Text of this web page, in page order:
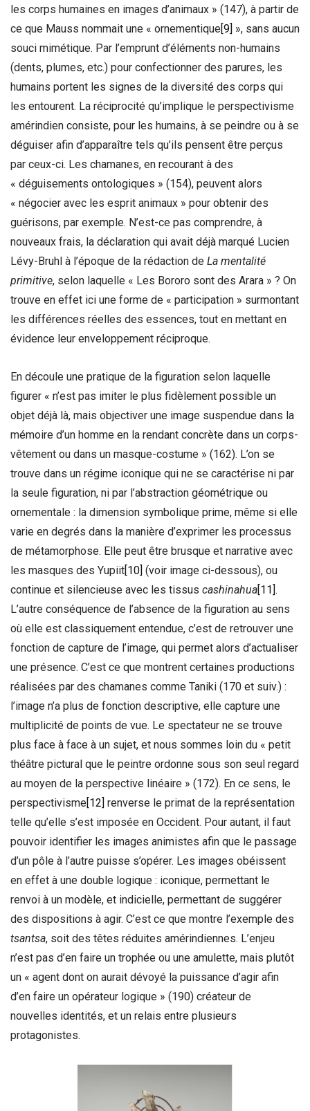
les corps humaines en images d’animaux » (147), à partir de
ce que Mauss nommait une « ornementique [9] », sans aucun
souci mimétique. Par l’emprunt d’éléments non-humains
(dents, plumes, etc.) pour confectionner des parures, les
humains portent les signes de la diversité des corps qui
les entourent. La réciprocité qu’implique le perspectivisme
amérindien consiste, pour les humains, à se peindre ou à se
déguiser afin d’apparaître tels qu’ils pensent être perçus
par ceux-ci. Les chamanes, en recourant à des
« déguisements ontologiques » (154), peuvent alors
« négocier avec les esprit animaux » pour obtenir des
guérisons, par exemple. N’est-ce pas comprendre, à
nouveaux frais, la déclaration qui avait déjà marqué Lucien
Lévy-Bruhl à l’époque de la rédaction de La mentalité
primitive, selon laquelle « Les Bororo sont des Arara » ? On
trouve en effet ici une forme de « participation » surmontant
les différences réelles des essences, tout en mettant en
évidence leur enveloppement réciproque.
En découle une pratique de la figuration selon laquelle
figurer « n’est pas imiter le plus fidèlement possible un
objet déjà là, mais objectiver une image suspendue dans la
mémoire d’un homme en la rendant concrète dans un corps-
vêtement ou dans un masque-costume » (162). L’on se
trouve dans un régime iconique qui ne se caractérise ni par
la seule figuration, ni par l’abstraction géométrique ou
ornementale : la dimension symbolique prime, même si elle
varie en degrés dans la manière d’exprimer les processus
de métamorphose. Elle peut être brusque et narrative avec
les masques des Yupiit [10] (voir image ci-dessous), ou
continue et silencieuse avec les tissus cashinahua [11] .
L’autre conséquence de l’absence de la figuration au sens
où elle est classiquement entendue, c’est de retrouver une
fonction de capture de l’image, qui permet alors d’actualiser
une présence. C’est ce que montrent certaines productions
réalisées par des chamanes comme Taniki (170 et suiv.) :
l’image n’a plus de fonction descriptive, elle capture une
multiplicité de points de vue. Le spectateur ne se trouve
plus face à face à un sujet, et nous sommes loin du « petit
théâtre pictural que le peintre ordonne sous son seul regard
au moyen de la perspective linéaire » (172). En ce sens, le
perspectivisme [12] renverse le primat de la représentation
telle qu’elle s’est imposée en Occident. Pour autant, il faut
pouvoir identifier les images animistes afin que le passage
d’un pôle à l’autre puisse s’opérer. Les images obéissent
en effet à une double logique : iconique, permettant le
renvoi à un modèle, et indicielle, permettant de suggérer
des dispositions à agir. C’est ce que montre l’exemple des
tsantsa, soit des têtes réduites amérindiennes. L’enjeu
n’est pas d’en faire un trophée ou une amulette, mais plutôt
un « agent dont on aurait dévoyé la puissance d’agir afin
d’en faire un opérateur logique » (190) créateur de
nouvelles identités, et un relais entre plusieurs
protagonistes.